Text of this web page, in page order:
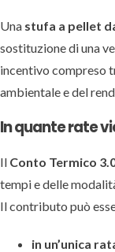
Una stufa a pellet
sostituzione di una
incentivo compreso
ambientale e del
In quante rate
Il Conto Termico
tempi e delle
Il contributo può
in un’unica